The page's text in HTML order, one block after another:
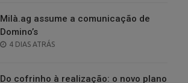
Milà.ag assume a comunicação de
Domino’s
POSTED
4 DIAS ATRÁS
Do cofrinho à realização: o novo plano